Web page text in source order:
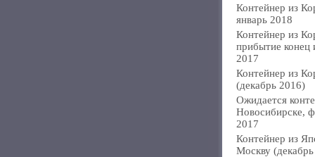
Контейнер из
январь 2018
Контейнер из
прибытие конец
2017
Контейнер из
(декабрь 2016)
Ожидается
Новосибирске,
2017
Контейнер из
Москву